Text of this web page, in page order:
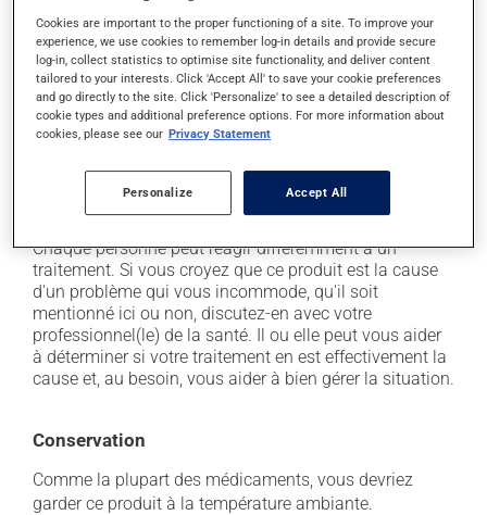
secondaires), notamment :
il peut causer des maux de tête;
il peut être stimulant - évitez de le prendre juste
avant de dormir;
cardiaque;
il peut causer des tremblements.
Chaque personne peut réagir différemment à un
traitement. Si vous croyez que ce produit est la cause
d'un problème qui vous incommode, qu'il soit
mentionné ici ou non, discutez-en avec votre
professionnel(le) de la santé. Il ou elle peut vous aider
à déterminer si votre traitement en est effectivement la
cause et, au besoin, vous aider à bien gérer la situation.
Conservation
Comme la plupart des médicaments, vous devriez
garder ce produit à la température ambiante.
Cookies are important to the proper functioning of a site. To improve your
experience, we use cookies to remember log-in details and provide secure
log-in, collect statistics to optimise site functionality, and deliver content
tailored to your interests. Click 'Accept All' to save your cookie preferences
and go directly to the site. Click 'Personalize' to see a detailed description of
cookie types and additional preference options. For more information about
cookies, please see our Privacy Statement
Personalize Accept All